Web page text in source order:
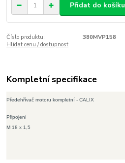
Přidat do košíku
Číslo produktu:
380MVP158
Hlídat cenu / dostupnost
Kompletní specifikace
Předehřívač motoru kompletní - CALIX
Připojení
M 18 x 1,5